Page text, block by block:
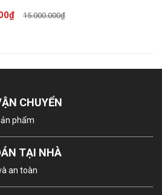
CU/CS-
8 – Sự kết hợp
15.000.000₫
CHUYỂN
phẩm
TẠI NHÀ
an toàn